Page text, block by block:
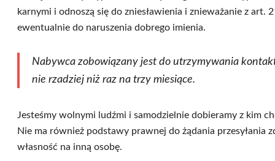
karnymi i odnoszą się do zniesławienia i znieważanie z art.
ewentualnie do naruszenia dobrego imienia.
Nabywca zobowiązany jest do utrzymywania
nie rzadziej niż raz na trzy miesiące.
Jesteśmy wolnymi ludźmi i samodzielnie dobieramy z kim
Nie ma również podstawy prawnej do żądania przesyłania
własność na inną osobę.